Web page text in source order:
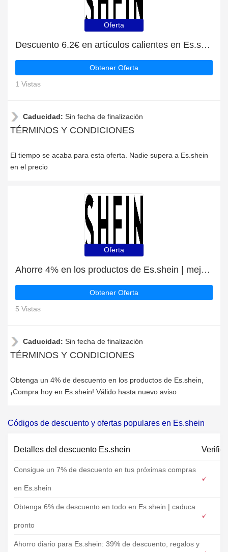
Oferta
Descuento 6.2€ en artículos calientes en Es.shein
Obtener Oferta
1 Vistas
Caducidad: Sin fecha de finalización
TÉRMINOS Y CONDICIONES
El tiempo se acaba para esta oferta. Nadie supera a Es.shein
en el precio
Oferta
Ahorre 4% en los productos de Es.shein | mejor oferta
Obtener Oferta
5 Vistas
Caducidad: Sin fecha de finalización
TÉRMINOS Y CONDICIONES
Obtenga un 4% de descuento en los productos de Es.shein,
¡Compra hoy en Es.shein! Válido hasta nuevo aviso
Códigos de descuento y ofertas populares en Es.shein
Detalles del descuento Es.shein
Consigue un 7% de descuento en tus próximas compras
en Es.shein
Obtenga 6% de descuento en todo en Es.shein | caduca
pronto
Ahorro diario para Es.shein: 39% de descuento, regalos y